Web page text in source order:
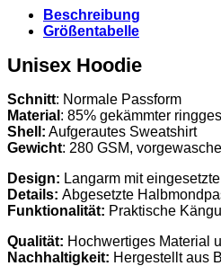
Beschreibung
Größentabelle
Unisex Hoodie
Schnitt: Normale Passform
Material : 85% gekämmter
Shell: Aufgerautes Sweatshirt
Gewicht: 280 GSM,
Design: Langarm mit
Details: Abgesetzte
Funktionalität: Praktische
Qualität: Hochwertiges Material
Nachhaltigkeit: Hergestellt aus